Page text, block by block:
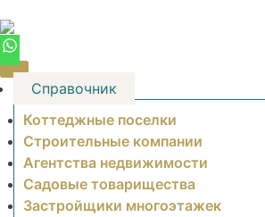
to
content
Справочник
Коттеджные поселки
Строительные компании
Агентства недвижимости
Садовые товарищества
Застройщики многоэтажек